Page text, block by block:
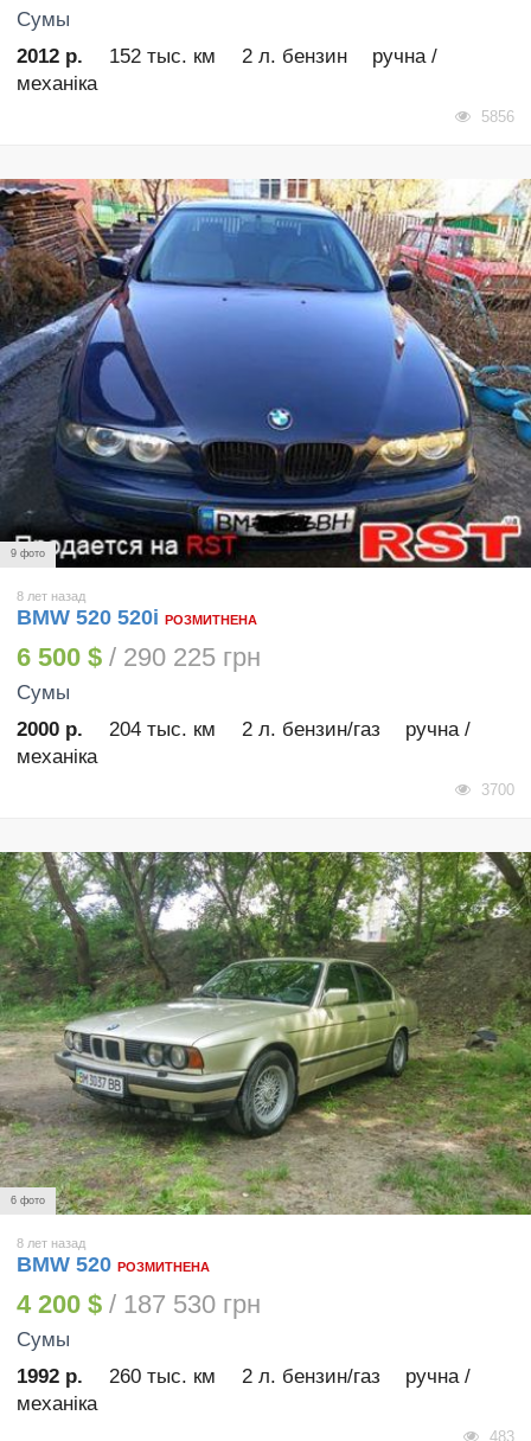
Сумы
2012 р.
152 тыс. км 2 л. бензин
ручна /
механіка
5856
9 фото
8 лет назад
BMW 520 520i РОЗМИТНЕНА
6 500 $ / 290 225 грн
Сумы
2000 р.
204 тыс. км 2 л. бензин/газ
ручна /
механіка
3700
6 фото
8 лет назад
BMW 520 РОЗМИТНЕНА
4 200 $ / 187 530 грн
Сумы
1992 р.
260 тыс. км 2 л. бензин/газ
ручна /
механіка
483